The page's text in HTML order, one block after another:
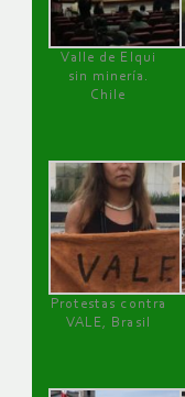
Valle de Elqui
sin minería.
Chile
Protestas contra
VALE, Brasil